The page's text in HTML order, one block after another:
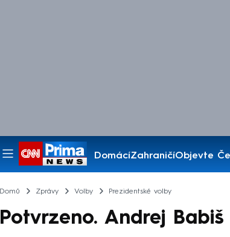
DomácíZahraničíObjevte
Pořady
Domů Zprávy Volby Prezidentské volby
Potvrzeno. Andrej